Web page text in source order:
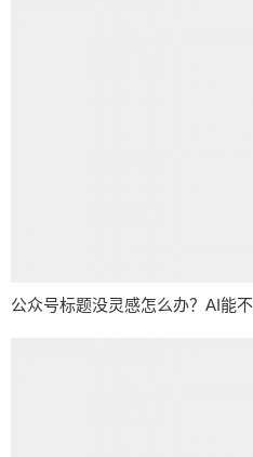
公众号标题没灵感怎么办？AI能